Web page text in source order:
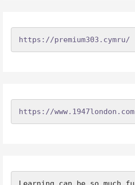
https://premium303.cymru/
https://www.1947london.com